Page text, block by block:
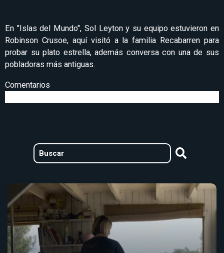
En "Islas del Mundo", Sol Leyton y su equipo estuvieron en
Robinson Crusoe, aquí visitó a la familia Recabarren para
probar su plato estrella, además conversa con una de sus
pobladoras más antiguas.
Comentarios